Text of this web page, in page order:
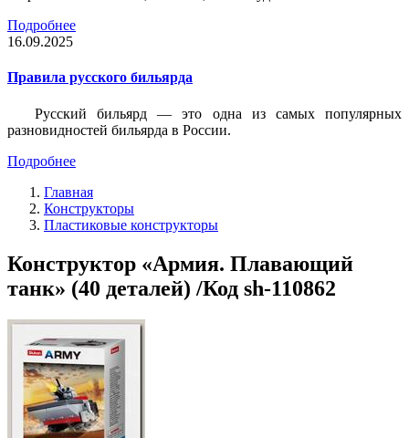
Подробнее
16.09.2025
Правила русского бильярда
Русский бильярд — это одна из самых популярных
разновидностей бильярда в России.
Подробнее
Главная
Конструкторы
Пластиковые конструкторы
Конструктор «Армия. Плавающий
танк» (40 деталей) /Код sh-110862